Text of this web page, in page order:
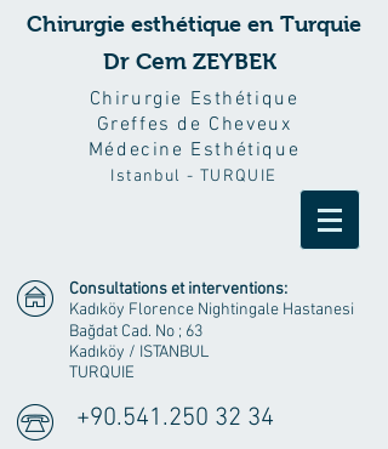
Chirurgie esthétique en Turquie
Dr Cem ZEYBEK
Chirurgie Esthétique
Greffes de Cheveux
Médecine Esthétique
Istanbul - TURQUIE
Consultations et interventions:
Kadıköy Florence Nightingale Hastanesi
Bağdat Cad. No ; 63
Kadıköy / ISTANBUL
TURQUIE
+90.541.250 32 34